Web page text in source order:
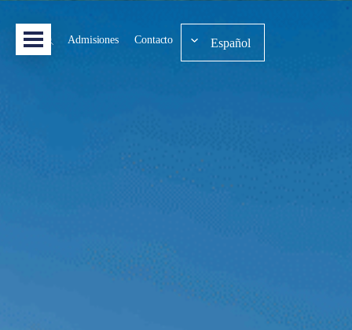
Admisiones Contacto Español